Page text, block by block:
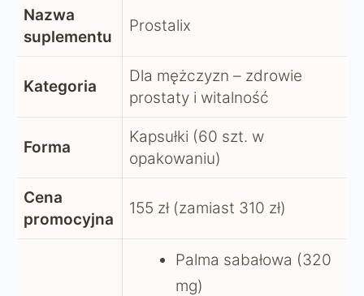
Nazwa
suplementu
Prostalix
Kategoria
Dla mężczyzn – zdrowie
prostaty i witalność
Forma
Kapsułki (60 szt. w
opakowaniu)
Cena
promocyjna
155 zł (zamiast 310 zł)
Palma sabałowa (320
mg)